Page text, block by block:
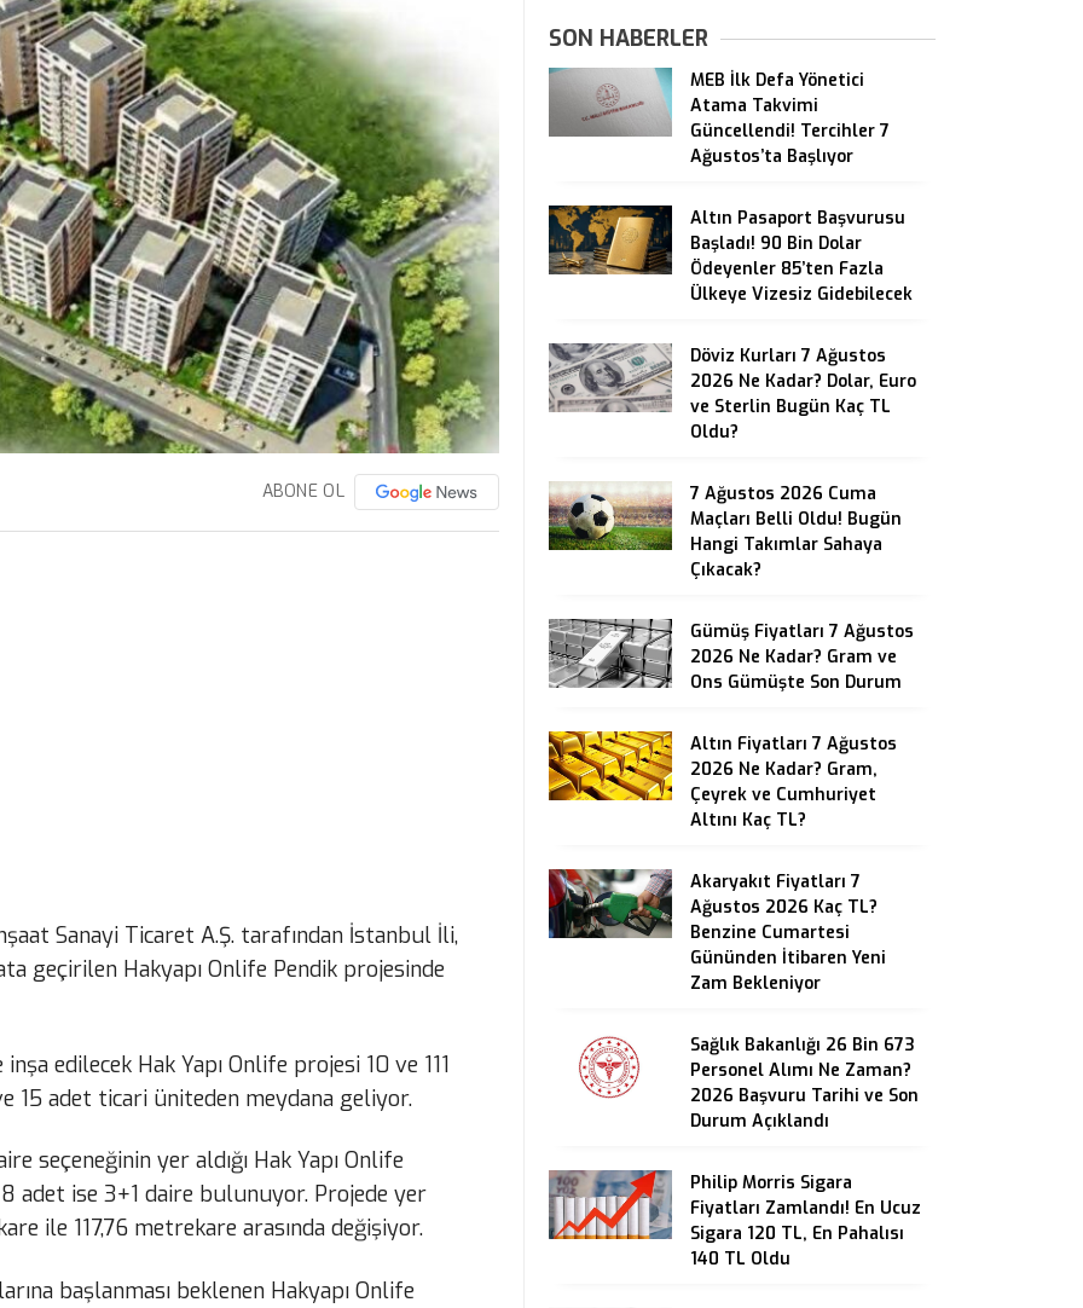
ABONE OL
Sanayi Ticaret A.Ş. tarafından İstanbul İli,
geçirilen Hakyapı Onlife Pendik projesinde
edilecek Hak Yapı Onlife projesi 10 ve 111
15 adet ticari üniteden meydana geliyor.
seçeneğinin yer aldığı Hak Yapı Onlife
adet ise 3+1 daire bulunuyor. Projede yer
ile 117,76 metrekare arasında değişiyor.
başlanması beklenen Hakyapı Onlife
SON HABERLER
MEB İlk Defa Yönetici
Atama Takvimi
Güncellendi! Tercihler 7
Ağustos’ta Başlıyor
Altın Pasaport Başvurusu
Başladı! 90 Bin Dolar
Ödeyenler 85’ten Fazla
Ülkeye Vizesiz Gidebilecek
Döviz Kurları 7 Ağustos
2026 Ne Kadar? Dolar, Euro
ve Sterlin Bugün Kaç TL
Oldu?
7 Ağustos 2026 Cuma
Maçları Belli Oldu! Bugün
Hangi Takımlar Sahaya
Çıkacak?
Gümüş Fiyatları 7 Ağustos
2026 Ne Kadar? Gram ve
Ons Gümüşte Son Durum
Altın Fiyatları 7 Ağustos
2026 Ne Kadar? Gram,
Çeyrek ve Cumhuriyet
Altını Kaç TL?
Akaryakıt Fiyatları 7
Ağustos 2026 Kaç TL?
Benzine Cumartesi
Gününden İtibaren Yeni
Zam Bekleniyor
Sağlık Bakanlığı 26 Bin 673
Personel Alımı Ne Zaman?
2026 Başvuru Tarihi ve Son
Durum Açıklandı
Philip Morris Sigara
Fiyatları Zamlandı! En Ucuz
Sigara 120 TL, En Pahalısı
140 TL Oldu